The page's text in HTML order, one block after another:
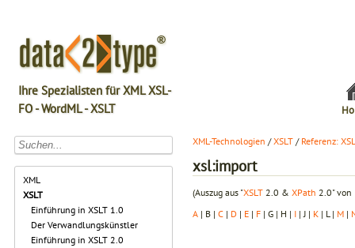
Ihre Spezialisten für XML XSL-
FO - WordML - XSLT
XML
XSLT
Einführung in XSLT 1.0
Der Verwandlungskünstler
Einführung in XSLT 2.0
XML-Technologien /XSLT / Referenz:
xsl:import
(Auszug aus "XSLT 2.0 & XPath 2.0" von
A | B | C | D | E | F | G | H | I | J | K | L | M |